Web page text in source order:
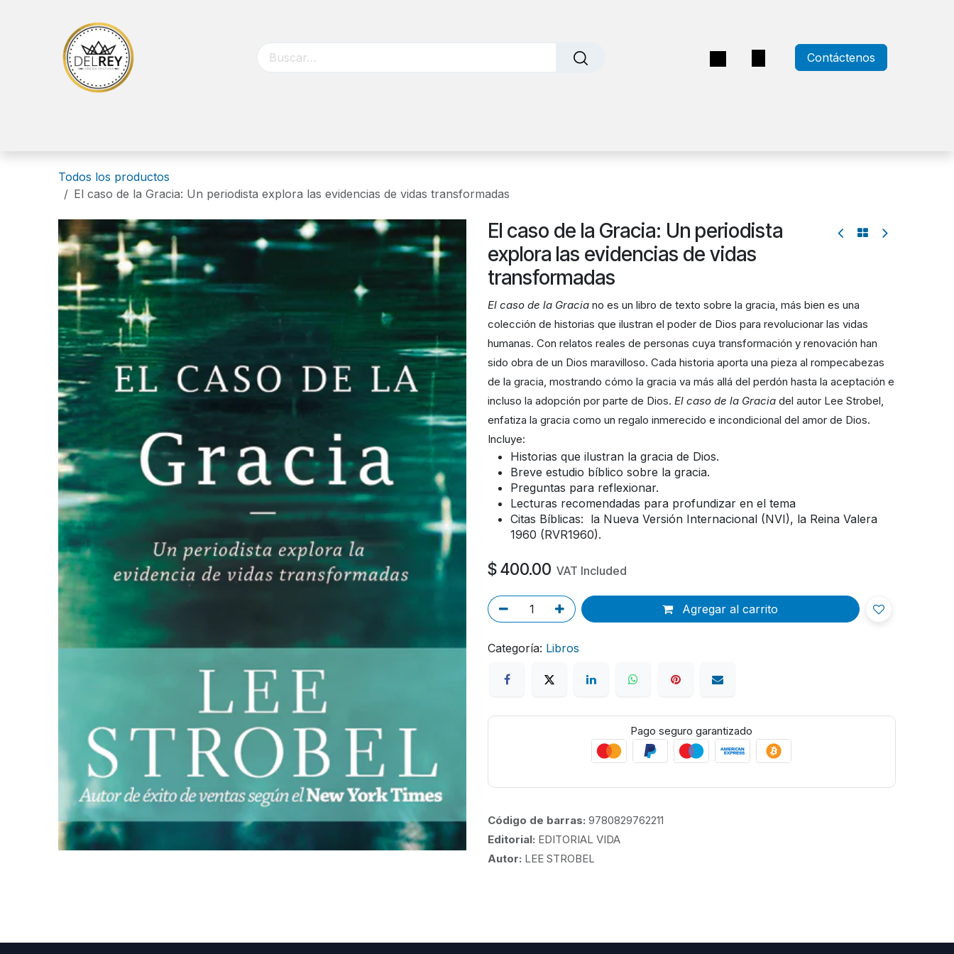
Contáctenos
Todos los productos
El caso de la Gracia: Un periodista explora las evidencias de vidas transformadas
El caso de la Gracia: Un periodista
explora las evidencias de vidas
transformadas
El caso de la Gracia no es un libro de texto sobre la gracia, más bien es una
colección de historias que ilustran el poder de Dios para revolucionar las vidas
humanas. Con relatos reales de personas cuya transformación y renovación han
sido obra de un Dios maravilloso. Cada historia aporta una pieza al rompecabezas
de la gracia, mostrando cómo la gracia va más allá del perdón hasta la aceptación e
incluso la adopción por parte de Dios. El caso de la Gracia del autor Lee Strobel,
enfatiza la gracia como un regalo inmerecido e incondicional del amor de Dios.
Incluye:
Historias que ilustran la gracia de Dios.
Breve estudio bíblico sobre la gracia.
Preguntas para reflexionar.
Lecturas recomendadas para profundizar en el tema
Citas Bíblicas: la Nueva Versión Internacional (NVI), la Reina Valera
1960 (RVR1960).
$400.00 VAT Included
Agregar al carrito
Categoría: Libros
Pago seguro garantizado
Código de barras: 9780829762211
Editorial: EDITORIAL VIDA
Autor: LEE STROBEL